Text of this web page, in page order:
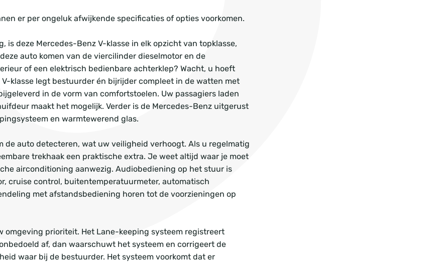
er per ongeluk afwijkende specificaties of opties voorkomen.
deze Mercedes-Benz V-klasse in elk opzicht van topklasse,
auto komen van de viercilinder dieselmotor en de
of een elektrisch bedienbare achterklep? Wacht, u hoeft
klasse legt bestuurder én bijrijder compleet in de watten met
in de vorm van comfortstoelen. Uw passagiers laden
maakt het mogelijk. Verder is de Mercedes-Benz uitgerust
en warmtewerend glas.
de auto detecteren, wat uw veiligheid verhoogt. Als u regelmatig
trekhaak een praktische extra. Je weet altijd waar je moet
airconditioning aanwezig. Audiobediening op het stuur is
cruise control, buitentemperatuurmeter, automatisch
met afstandsbediening horen tot de voorzieningen op
omgeving prioriteit. Het Lane-keeping systeem registreert
af, dan waarschuwt het systeem en corrigeert de
waar bij de bestuurder. Het systeem voorkomt dat er